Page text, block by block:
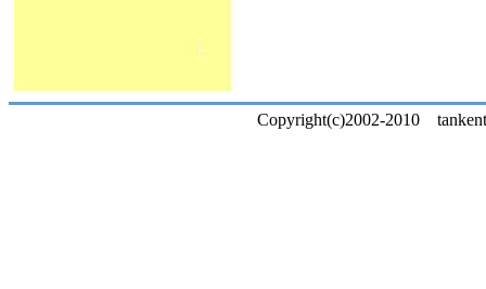
Copyright(c)2002-2010